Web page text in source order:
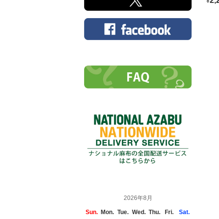
2026年8月
Sun. Mon. Tue. Wed. Thu. Fri.
Sat.